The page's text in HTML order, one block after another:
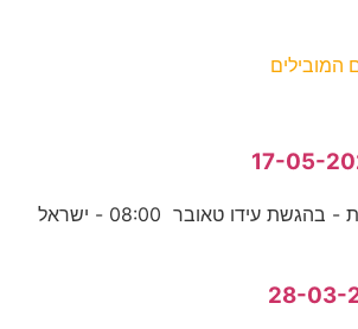
המובילים
06:00 - ישראל נלחמת - בהגשת עידו טאובר 08:00 - ישראל